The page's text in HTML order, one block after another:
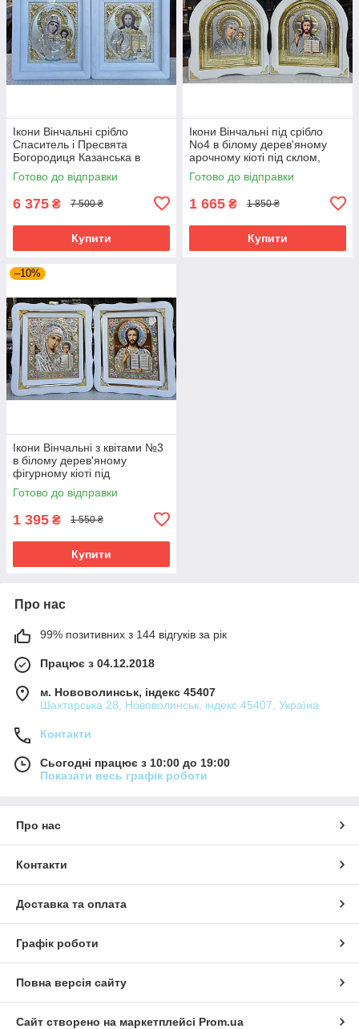
Ікони Вінчальні срібло
Спаситель і Пресвята
Богородиця Казанська в
білому дерев'ян. кіоті під
склом,25*21
Готово до відправки
6 375 ₴ 7 500 ₴
Купити
Ікони Вінчальні під срібло
No4 в білому дерев'яному
арочному кіоті під склом,
розмір кіота 28*25, сюжет
15*18
Готово до відправки
1 665 ₴ 1 850 ₴
Купити
–10%
Ікони Вінчальні з квітами №3
в білому дерев'яному
фігурному кіоті під
склом,розмір кіота
24*21,сюжет 15*18
Готово до відправки
1 395 ₴ 1 550 ₴
Купити
Про нас
99% позитивних з 144 відгуків за рік
Працює з 04.12.2018
м. Нововолинськ, індекс 45407
Шахтарська 28, Нововолинськ, індекс 45407, Україна
Контакти
Сьогодні працює з 10:00 до 19:00
Показати весь графік роботи
Про нас
Контакти
Доставка та оплата
Графік роботи
Повна версія сайту
Сайт створено на маркетплейсі Prom.ua